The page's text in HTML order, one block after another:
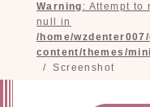
Warning : Attempt to
null in
/home/
content/themes/
Screenshot